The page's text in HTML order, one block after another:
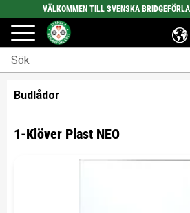
Meny
VÄLKOMMEN TILL SVENSKA
Budlådor
1-Klöver Plast NEO